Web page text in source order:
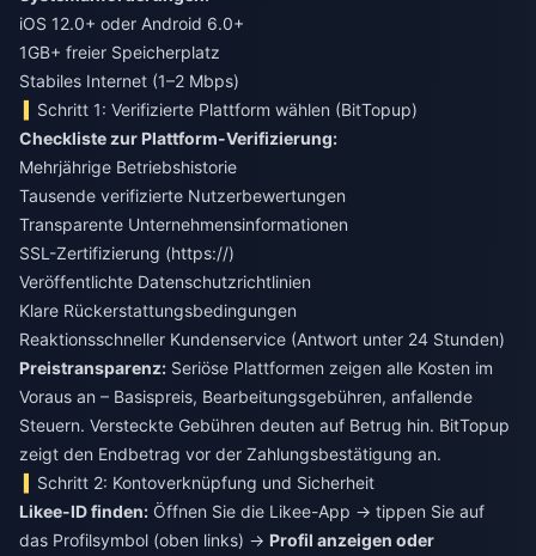
iOS 12.0+ oder Android 6.0+
1GB+ freier Speicherplatz
Stabiles Internet (1–2 Mbps)
Schritt 1: Verifizierte Plattform wählen (BitTopup)
Checkliste zur Plattform-Verifizierung:
Mehrjährige Betriebshistorie
Tausende verifizierte Nutzerbewertungen
Transparente Unternehmensinformationen
SSL-Zertifizierung (https://)
Veröffentlichte Datenschutzrichtlinien
Klare Rückerstattungsbedingungen
Reaktionsschneller Kundenservice (Antwort unter 24 Stunden)
Preistransparenz: Seriöse Plattformen zeigen alle Kosten im
Voraus an – Basispreis, Bearbeitungsgebühren, anfallende
Steuern. Versteckte Gebühren deuten auf Betrug hin. BitTopup
zeigt den Endbetrag vor der Zahlungsbestätigung an.
Schritt 2: Kontoverknüpfung und Sicherheit
Likee-ID finden: Öffnen Sie die Likee-App → tippen Sie auf
das Profilsymbol (oben links) → Profil anzeigen oder